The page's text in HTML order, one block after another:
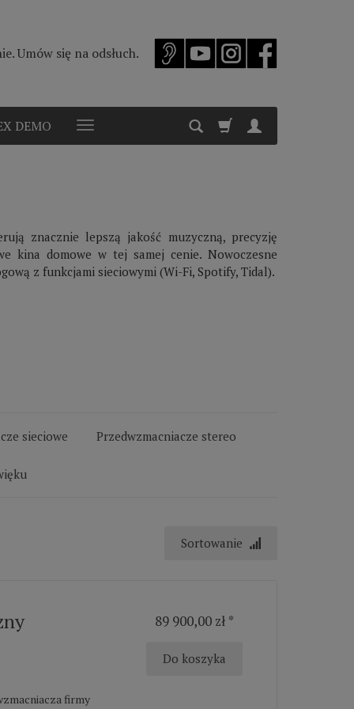
Umów się na odsłuch.
DEMO
znacznie lepszą jakość muzyczną, precyzję
kina domowe w tej samej cenie. Nowoczesne
z funkcjami sieciowymi (Wi-Fi, Spotify, Tidal).
sieciowe Przedwzmacniacze stereo
Sortowanie
firmy
89 900,00 zł *
Do koszyka